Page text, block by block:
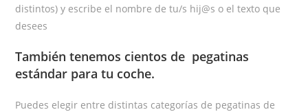
distintos) y escribe el nombre de tu/s hij@s o el texto que
desees
También tenemos cientos de pegatinas
estándar para tu coche.
Puedes elegir entre distintas categorías de pegatinas de